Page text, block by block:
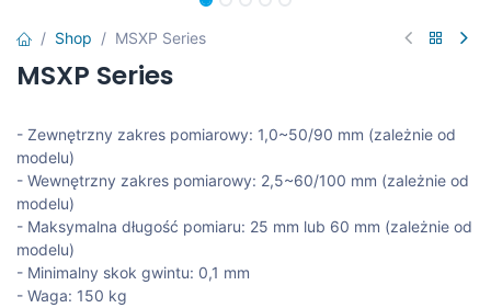
Shop MSXP Series
MSXP Series
- Zewnętrzny zakres pomiarowy: 1,0~50/90 mm (zależnie od
modelu)
- Wewnętrzny zakres pomiarowy: 2,5~60/100 mm (zależnie od
modelu)
- Maksymalna długość pomiaru: 25 mm lub 60 mm (zależnie od
modelu)
- Minimalny skok gwintu: 0,1 mm
- Waga: 150 kg